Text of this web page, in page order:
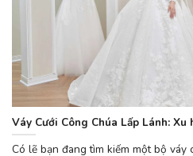
Váy Cưới Công Chúa Lấp Lánh: Xu
Có lẽ bạn đang tìm kiếm một bộ váy